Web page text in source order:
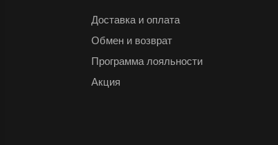
Доставка и оплата
Обмен и возврат
Программа лояльности
Акция